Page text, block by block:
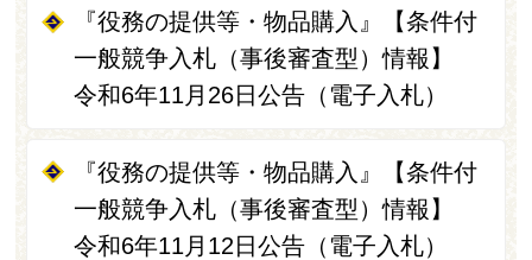
『役務の提供等・物品購入』【条件付
一般競争入札（事後審査型）情報】
令和6年11月26日公告（電子入札）
『役務の提供等・物品購入』【条件付
一般競争入札（事後審査型）情報】
令和6年11月12日公告（電子入札）